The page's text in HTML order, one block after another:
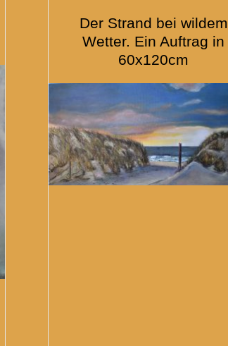
Der Strand bei wildem
Wetter. Ein Auftrag in
60x120cm